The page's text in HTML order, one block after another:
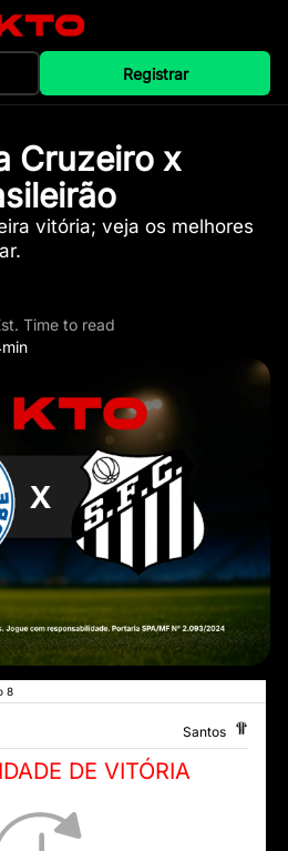
Registrar
Cruzeiro x
vitória; veja os melhores
Time to read
8
Santos
DE VITÓRIA